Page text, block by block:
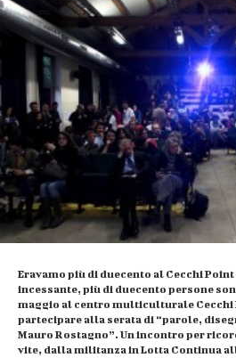
Eravamo più di duecento al Cecchi
incessante, più di duecento persone
maggio al centro multiculturale Cecchi
partecipare alla serata di “parole,
Mauro Rostagno”. Un incontro per
vite, dalla militanza in Lotta Continua